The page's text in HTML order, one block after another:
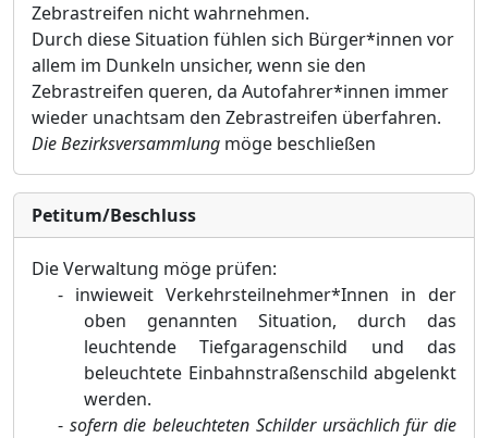
Zebrastreifen nicht wahrnehmen.
Durch diese Situation fühlen sich Bürger*innen vor
allem im Dunkeln unsicher, wenn sie den
Zebrastreifen queren, da Autofahrer*innen immer
wieder unachtsam den Zebrastreifen überfahren.
Die Bezirksversammlung möge beschließen
Petitum/Beschluss
Die Verwaltung möge prüfen:
- inwieweit Verkehrsteilnehmer*Innen in der
oben genannten Situation, durch das
leuchtende
Tiefgaragenschild und das
beleuchtete Einbahnstraßenschild abgelenkt
werden.
- sofern die beleuchteten Schilder ursächlich für die